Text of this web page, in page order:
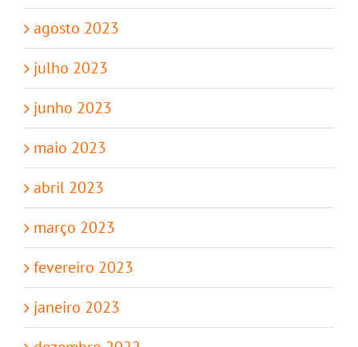
agosto 2023
julho 2023
junho 2023
maio 2023
abril 2023
março 2023
fevereiro 2023
janeiro 2023